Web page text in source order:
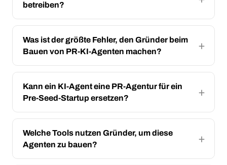
betreiben?
Was ist der größte Fehler, den Gründer beim
Bauen von PR-KI-Agenten machen?
Kann ein KI-Agent eine PR-Agentur für ein
Pre-Seed-Startup ersetzen?
Welche Tools nutzen Gründer, um diese
Agenten zu bauen?